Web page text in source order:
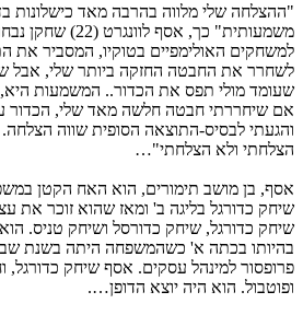
"ההצלחה שלי מלווה בהרבה מאד כישלונות
משמעותית" כך, אסף
למשחקים האולימפיים בטוקיו, המסביר את
לשחרר את החבטה החזקה ביותר שלי, אבל
שעומד מולי תפס את הכדור.. המשמעות
אם שיחררתי חבטה חלשה מאד שלי, הכדור
והגעתי לבסיס-התוצאה הסופית שווה
הצלחתי ולא הצלחתי"…
אסף, בן מושב תימורים, הוא האח הקטן
שיחק כדורגל בליגה ב' ומאז שהוא זוכר את
שיחק כדורגל, שיחק כדורסל ושיחק טניס.
בהיותו בכתה א' כשהמשפחה היתה בשנת
פרופסור למינהל עסקים. אסף שיחק כדורגל,
ופוטבול. הוא היה יוצא הדופן….